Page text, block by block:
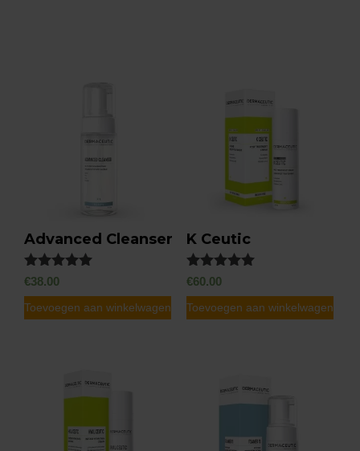
Advanced Cleanser
Gewaardeerd
uit 5
€38.00
Toevoegen aan winkelwagen
K Ceutic
Gewaardeerd
uit 5
€60.00
Toevoegen aan winkelwagen